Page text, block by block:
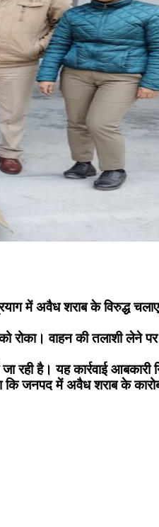
में अवैध शराब के विरुद्ध
रोका। वाहन की तलाशी लेने
रही है। यह कार्रवाई
कि जनपद में अवैध शराब के